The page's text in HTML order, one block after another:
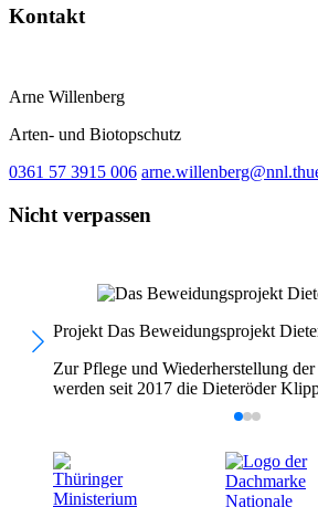
Kontakt
Arne Willenberg
Arten- und Biotopschutz
0361 57 3915 006
Nicht verpassen
Projekt Das Beweidungsprojekt
Zur Pflege und Wiederherstellung
werden seit 2017 die Dieteröder